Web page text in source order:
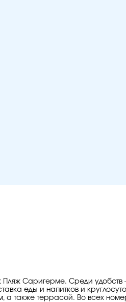
Пляж Саригерме. Среди
еды и напитков и
также террасой. Во всех